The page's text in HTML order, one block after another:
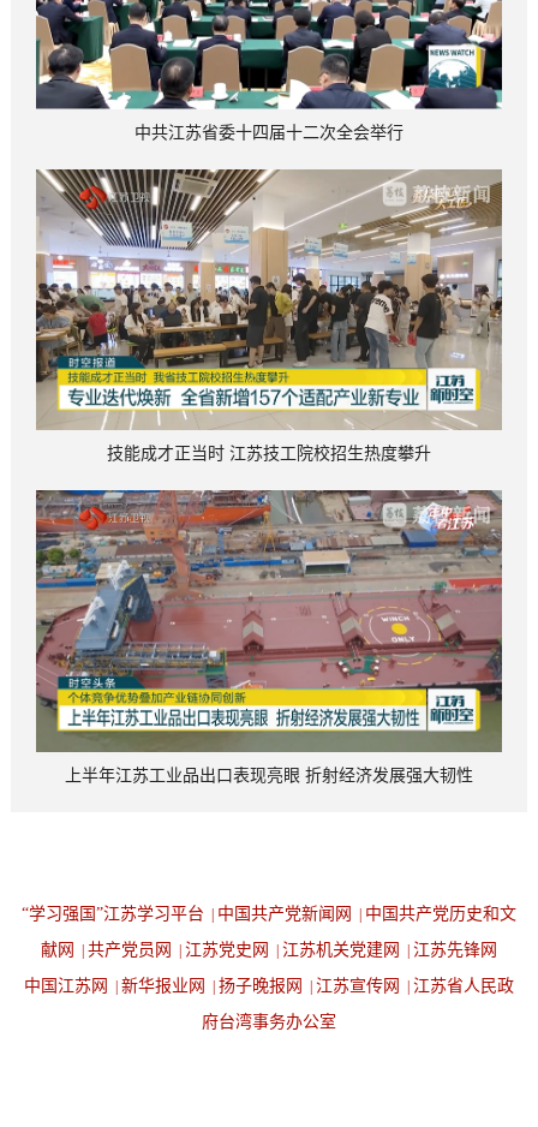
中共江苏省委十四届十二次全会举行
技能成才正当时 江苏技工院校招生热度攀升
上半年江苏工业品出口表现亮眼 折射经济发展强大韧性
“学习强国”江苏学习平台 中国共产党新闻网
中国共产党历史和文
献网
共产党员网 江苏党史网 江苏机关党建网
江苏先锋网
中国江苏网
新华报业网 扬子晚报网 江苏宣传网
江苏省人民政
府台湾事务办公室